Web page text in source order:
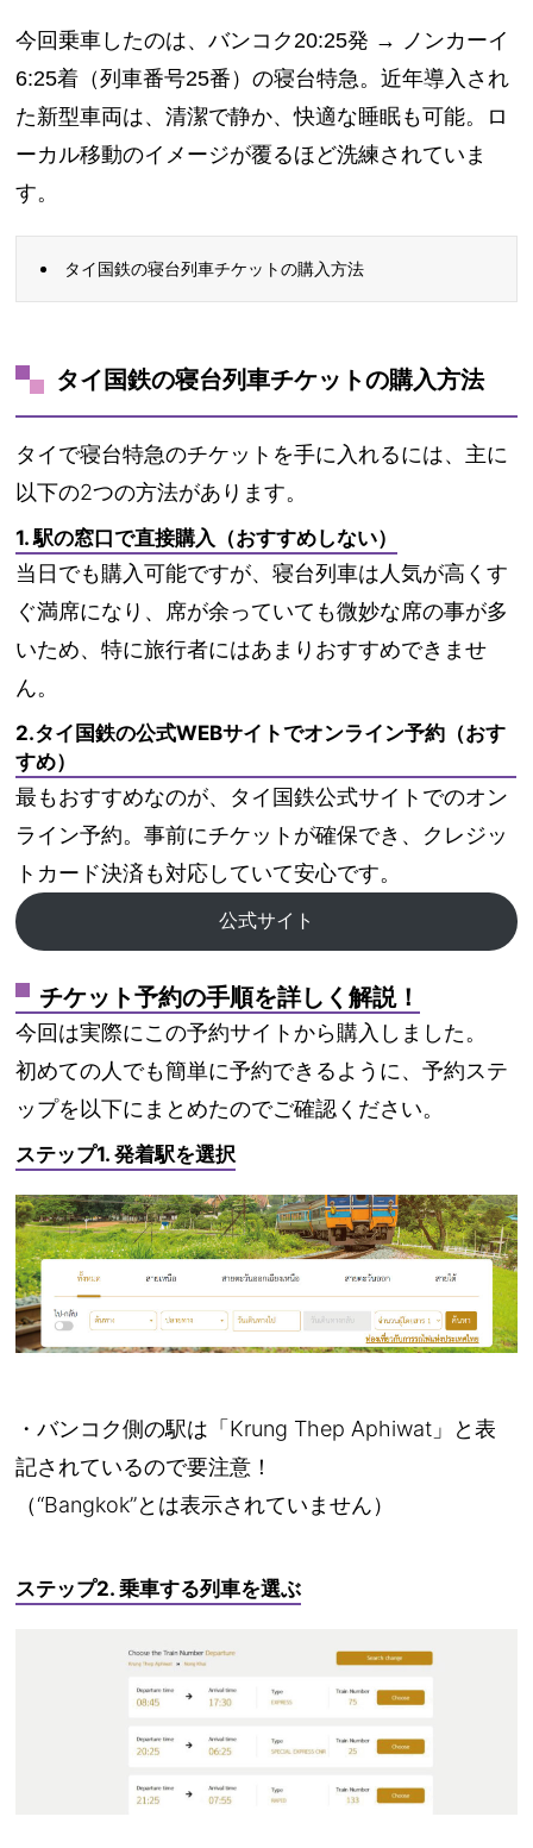
今回乗車したのは、バンコク20:25発 → ノンカーイ
6:25着（列車番号25番）の寝台特急。近年導入され
た新型車両は、清潔で静か、快適な睡眠も可能。ロ
ーカル移動のイメージが覆るほど洗練されていま
す。
タイ国鉄の寝台列車チケットの購入方法
タイ国鉄の寝台列車チケットの購入方法
タイで寝台特急のチケットを手に入れるには、主に
以下の2つの方法があります。
1. 駅の窓口で直接購入（おすすめしない）
当日でも購入可能ですが、寝台列車は人気が高くす
ぐ満席になり、席が余っていても微妙な席の事が多
いため、特に旅行者にはあまりおすすめできませ
ん。
2.タイ国鉄の公式WEBサイトでオンライン予約（おす
すめ）
最もおすすめなのが、 タイ国鉄公式サイトでのオン
ライン予約。事前にチケットが確保でき、クレジッ
トカード決済も対応していて安心です。
公式サイト
チケット予約の手順を詳しく解説！
今回は実際にこの予約サイトから購入しました。
初めての人でも簡単に予約できるように、予約ステ
ップを以下にまとめたのでご確認ください。
ステップ1. 発着駅を選択
・バンコク側の駅は「Krung Thep Aphiwat 」と表
記されているので要注意！
（“Bangkok”とは表示されていません）
ステップ2. 乗車する列車を選ぶ